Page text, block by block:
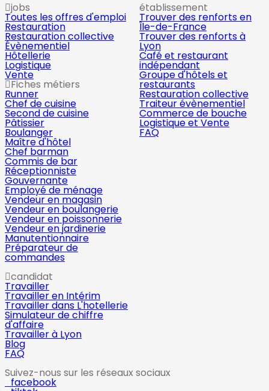
jobs
Toutes les offres d'emploi
Restauration
Restauration collective
Évènementiel
Hôtellerie
Logistique
Vente
Fiches métiers
Runner
Chef de cuisine
Second de cuisine
Pâtissier
Boulanger
Maître d'hôtel
Chef barman
Commis de bar
Réceptionniste
Gouvernante
Employé de ménage
Vendeur en magasin
Vendeur en boulangerie
Vendeur en poissonnerie
Vendeur en jardinerie
Manutentionnaire
Préparateur de
commandes
établissement
Trouver des renforts en
Île-de-France
Trouver des renforts à
Lyon
Café et restaurant
indépendant
Groupe d'hôtels et
restaurants
Restauration collective
Traiteur évènementiel
Commerce de bouche
Logistique et Vente
FAQ
candidat
Travailler
Travailler en Intérim
Travailler dans L'hotellerie
Simulateur de chiffre
d'affaire
Travailler à Lyon
Blog
FAQ
Suivez-nous sur les réseaux sociaux
facebook